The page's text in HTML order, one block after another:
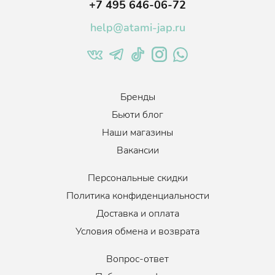
+7 495 646-06-72
help@atami-jap.ru
Бренды
Бьюти блог
Наши магазины
Вакансии
Персональные скидки
Политика конфиденциальности
Доставка и оплата
Условия обмена и возврата
Вопрос-ответ